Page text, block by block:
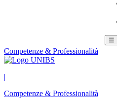
☰
Competenze & Professionalità
|
Competenze & Professionalità